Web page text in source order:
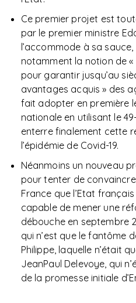
Ce premier projet est
par le premier ministre
l’accommode à sa
notamment la notion de
pour garantir jusqu’au
avantages acquis » des
fait adopter en première
nationale en utilisant le
enterre finalement cette
l’épidémie de Covid-19.
Néanmoins un nouveau
pour tenter de
France que l’Etat
capable de mener une
débouche en septembre
qui n’est que le fantôme
Philippe, laquelle n’était
JeanPaul Delevoye, qui
de la promesse initiale